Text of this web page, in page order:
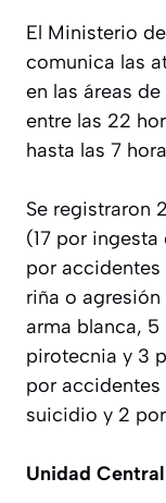
El Ministerio
comunica las
en las áreas
entre las 22
hasta las 7
Se registraron
(17 por
por accidentes
riña o
arma blanca,
pirotecnia y 3
por
suicidio y 2
Unidad